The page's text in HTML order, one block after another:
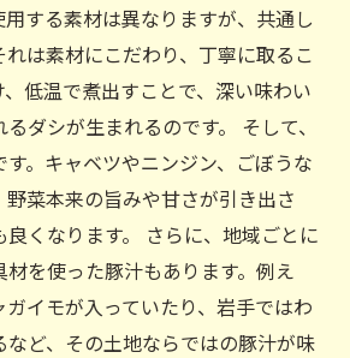
用する素材は異なりますが、共通し
は素材にこだわり、丁寧に取るこ
低温で煮出すことで、深い味わい
ダシが生まれるのです。 そして、
。キャベツやニンジン、ごぼうな
野菜本来の旨みや甘さが引き出さ
くなります。 さらに、地域ごとに
を使った豚汁もあります。例え
イモが入っていたり、岩手ではわ
ど、その土地ならではの豚汁が味